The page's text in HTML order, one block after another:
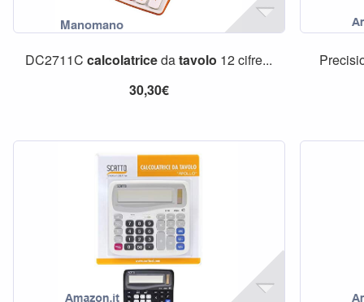
DC2711Ccalcolatricedatavolo 12 cifre...
30,30€